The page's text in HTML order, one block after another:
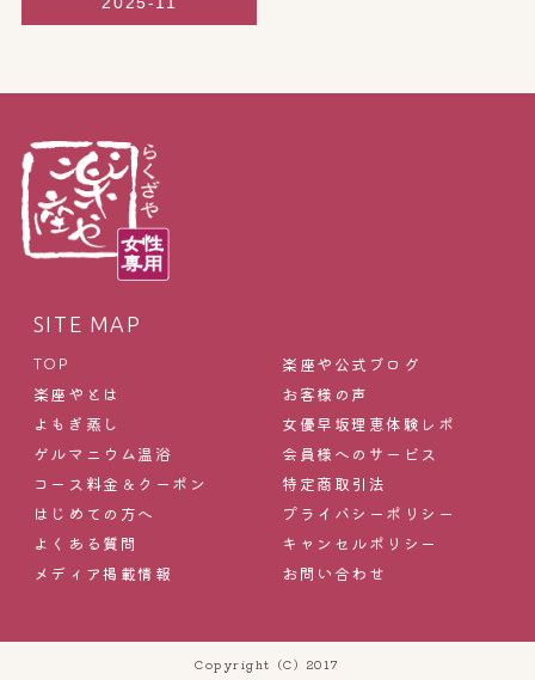
SITE MAP
TOP
楽座やとは
よもぎ蒸し
ゲルマニウム温浴
コース料金＆クーポン
はじめての方へ
よくある質問
メディア掲載情報
楽座や公式ブログ
お客様の声
女優早坂理恵体験レポ
会員様へのサービス
特定商取引法
プライバシーポリシー
キャンセルポリシー
お問い合わせ
Copyright (C) 2017